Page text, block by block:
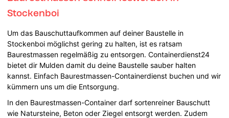
Stockenboi
Um das Bauschuttaufkommen auf deiner Baustelle in
Stockenboi möglichst gering zu halten, ist es ratsam
Baurestmassen regelmäßig zu entsorgen. Containerdienst24
bietet dir Mulden damit du deine Baustelle sauber halten
kannst. Einfach Baurestmassen-Containerdienst buchen und wir
kümmern uns um die Entsorgung.
In den Baurestmassen-Container darf sortenreiner Bauschutt
wie Natursteine, Beton oder Ziegel entsorgt werden. Zudem